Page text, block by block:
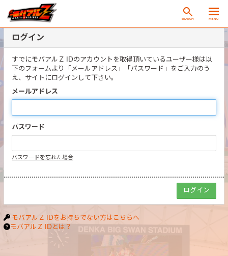
SEARCH MENU
ログイン
すでにモバアルＺ IDのアカウントを取得頂いているユーザー様は以
下のフォームより「メールアドレス」「パスワード」をご入力のう
え、サイトにログインして下さい。
メールアドレス
パスワード
パスワードを忘れた場合
モバアルＺ IDをお持ちでない方はこちらへ
モバアルＺ IDとは？